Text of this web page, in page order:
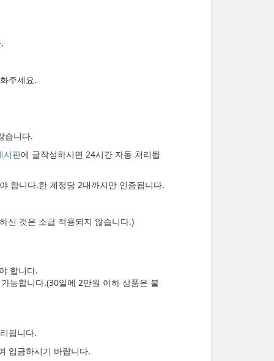
주세요.
습니다.
시판에 글작성하시면 24시간 자동 처리됩
합니다.한 계정당 2대까지만 인증됩니다.
신 것은 소급 적용되지 않습니다.)
합니다.
능합니다.(30일에 2만원 이하 상품은 불
됩니다.
입금하시기 바랍니다.